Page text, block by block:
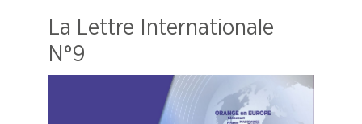
La Lettre Internationale
N°9